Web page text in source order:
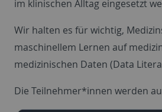
im klinischen Alltag eingesetzt
Wir halten es für wichtig,
maschinellem Lernen auf
medizinischen Daten (Data
Die Teilnehmer*innen werden